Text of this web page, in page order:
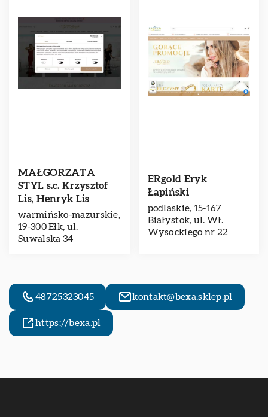
MAŁGORZATA
STYL s.c. Krzysztof
Lis, Henryk Lis
warmińsko-mazurskie,
19-300 Ełk, ul.
Suwalska 34
ERgold Eryk
Łapiński
podlaskie, 15-167
Białystok, ul. Wł.
Wysockiego nr 22
48725323045 kontakt@bexa.sklep.pl
https://bexa.pl